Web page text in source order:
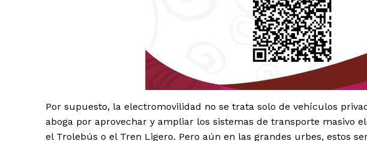
SUSCRÍBETE AHORA
Por supuesto, la electromovilidad no se trata solo de vehículos
aboga por aprovechar y ampliar los sistemas de transporte masivo
el Trolebús o el Tren Ligero. Pero aún en las grandes urbes, estos